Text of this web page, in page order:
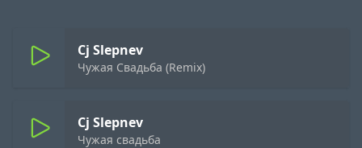
Cj Slepnev
Чужая Свадьба (Remix)
Cj Slepnev
Чужая свадьба